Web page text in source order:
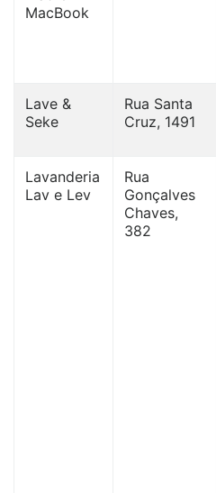
MacBook
Lave &
Seke
Rua Santa
Cruz, 1491
Lavanderia
Lav e Lev
Rua
Gonçalves
Chaves,
382